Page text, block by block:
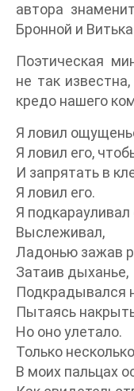
автора
Бронной и
Поэтическая
не так
кредо нашего
Я ловил
Я ловил его,
И запрятать в
Я ловил его.
Я подкарауливал
Выслеживал,
Ладонью зажав
Затаив дыханье,
Подкрадывался
Пытаясь
Но оно улетало.
Только
В моих пальцах